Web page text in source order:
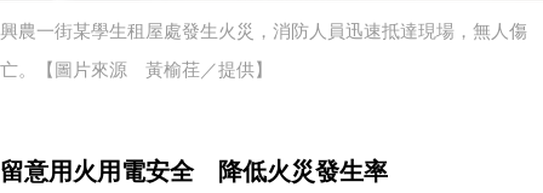
興農一街某學生租屋處發生火災，消防人員迅速抵達現場，無人傷
亡。【圖片來源 黃榆荏／提供】
留意用火用電安全 降低火災發生率